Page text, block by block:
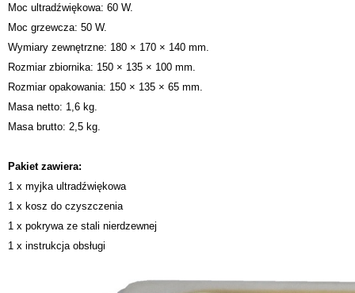
Moc ultradźwiękowa: 60 W.
Moc grzewcza: 50 W.
Wymiary zewnętrzne: 180 × 170 × 140 mm.
Rozmiar zbiornika: 150 × 135 × 100 mm.
Rozmiar opakowania: 150 × 135 × 65 mm.
Masa netto: 1,6 kg.
Masa brutto: 2,5 kg.
Pakiet zawiera:
1 x myjka ultradźwiękowa
1 x kosz do czyszczenia
1 x pokrywa ze stali nierdzewnej
1 x instrukcja obsługi